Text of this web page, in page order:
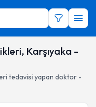
Karşıyaka -
tedavisi yapan doktor -